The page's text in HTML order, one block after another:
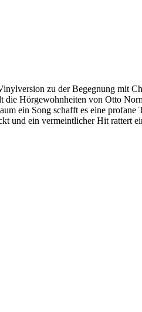
zu der Begegnung mit
die Hörgewohnheiten von Otto
ein Song schafft es eine profane
und ein vermeintlicher Hit rattert